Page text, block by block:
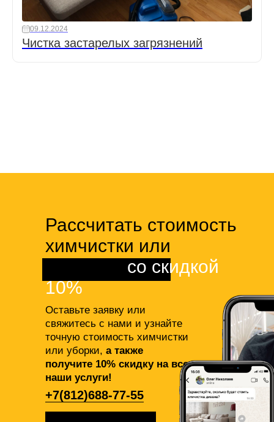
09.12.2024
Чистка застарелых загрязнений
Оставьте заявку или
свяжитесь с нами и узнайте
точную стоимость химчистки
или уборки, а также
получите 10% скидку на все
наши услуги!
Рассчитать стоимость
химчистки или
со скидкой
10%
+7(812)688-77-55